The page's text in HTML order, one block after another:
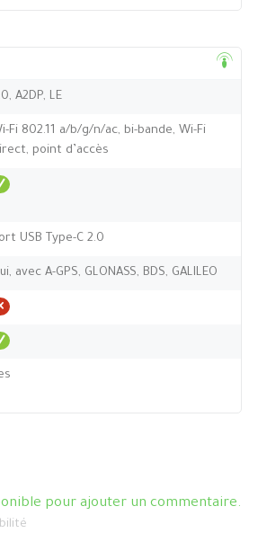
A2DP, LE
Fi 802.11 a/b/g/n/ac, bi-bande, Wi-Fi
point d’accès
USB Type-C 2.0
avec A-GPS, GLONASS, BDS, GALILEO
pour ajouter un commentaire.